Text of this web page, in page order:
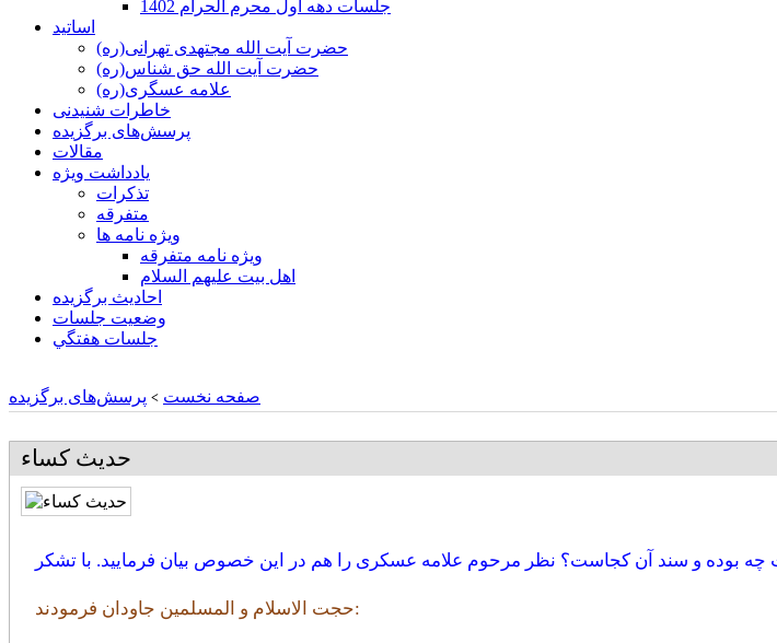
جلسات دهه اول محرم الحرام 1402
اساتید
حضرت آیت الله مجتهدی تهرانی(ره)
حضرت آیت الله حق شناس(ره)
علامه عسگری(ره)
خاطرات شنیدنی
پرسش‌های برگزیده
مقالات
یادداشت ویژه
تذكرات
متفرقه
ويژه نامه ها
ويژه نامه متفرقه
اهل بيت عليهم السلام
احادیث برگزیده
وضعیت جلسات
جلسات هفتگي
صفحه نخست > پرسش‌های برگزیده
حدیث کساء
بوده و سند آن کجاست؟ نظر مرحوم علامه عسکری را هم در این خصوص بیان فرمایید. با تشکر
حجت الاسلام و المسلمین جاودان فرمودند: